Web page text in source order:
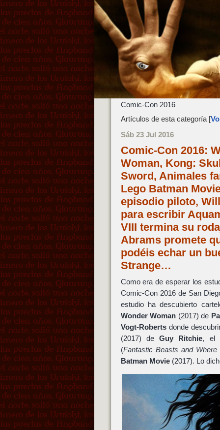
Comic-Con 2016
Artículos de esta categoría [
Sáb 23 Jul 2016
Comic-Con 2016:
Woman, Kong:
Sword, Animales
Lego Batman
episodio piloto,
para escribir
VIII termina su
Abrams promete
podéis echar un
Strange…
Como era de esperar los
Comic-Con 2016 de San
estudio ha descubierto
Wonder Woman (2017) de
Vogt-Robertsdonde
(2017) deGuy Ritchie, el
(Fantastic Beasts and
Batman Movie(2017). Lo